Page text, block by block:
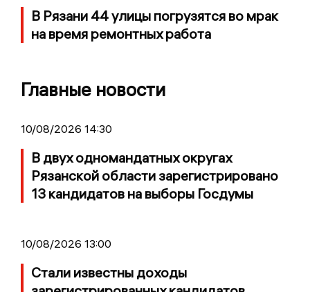
В Рязани 44 улицы погрузятся во мрак
на время ремонтных работа
Главные новости
10/08/2026 14:30
В двух одномандатных округах
Рязанской области зарегистрировано
13 кандидатов на выборы Госдумы
10/08/2026 13:00
Стали известны доходы